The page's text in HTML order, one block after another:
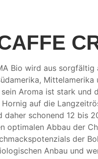
Bio wird aus
Aroma ist stark und
auf die
daher schonend 12 bis
optimalen Abbau der
der
Anbau und